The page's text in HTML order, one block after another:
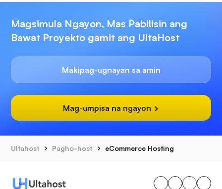
Magsimula Ngayon, Mas Pabilisin ang
Bawat Proyekto gamit ang UltaHost
Makipag-ugnayan sa amin
Mag-umpisa na ngayon
Ultahost Pagho-host eCommerce Hosting